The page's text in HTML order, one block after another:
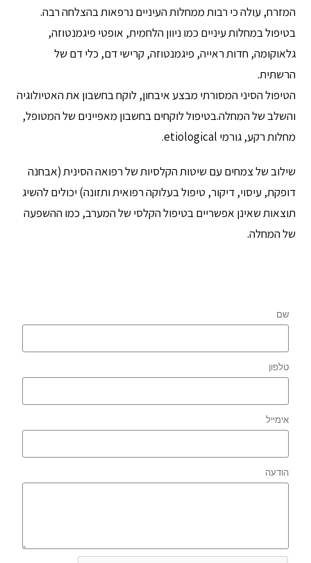
המזרח, עולה כי רבות ממחלות העיניים נרפאות בהצלחה רבה.
בטיפול במחלות עיניים כמו ניוון הלחמית, אופטי פיגמנטוזה,
גלאוקומה, חדות ראייה, פיגמנטוזה, קרישי דם, כלי דם של
הרשתית.
הטיפול הסיני המסורתי מבצע איבחון, לוקח בחשבון את האטיולוגיה
והשלב של המחלה.בטיפול לוקחים בחשבון מאפיינים של המטופל,
מחלות רקע, גורמי etiological.
שילוב של צמחים עם שיטות הקלסיות של רפואה הסינית (אבחנה
דופקת, עיסוי, דיקור, טיפול בעלוקה רפואית ותזונה) יכולים להשיג
תוצאות שאינן אפשריים בטיפול הקלסי של המערב, כמו ההשפעה
של המחלה.
שם
טלפון
אימייל
הודעה